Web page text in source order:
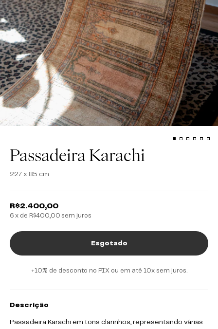
Passadeira Karachi
227 x 85 cm
R$2.400,00
6 x de R$400,00 sem juros
+10% de desconto no PIX ou em até 10x sem juros.
Descrição
Passadeira Karachi em tons clarinhos, representando várias